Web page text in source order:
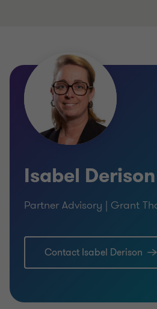
Isabel Derison
Partner Advisory | Grant
Contact Isabel Derison